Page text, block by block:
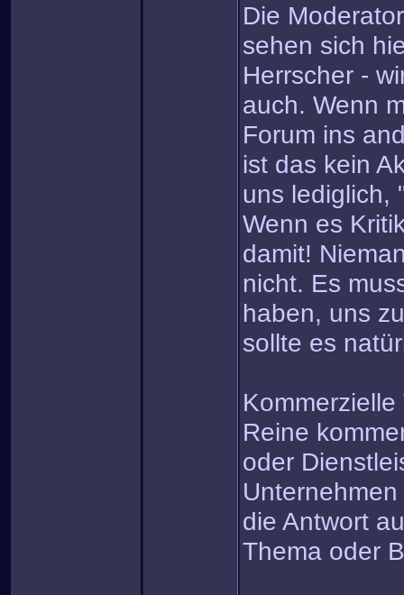
Die
sehen sich
Herrscher -
auch. Wenn
Forum ins
ist das kein
uns lediglich,
Wenn es
damit!
nicht. Es
haben, uns
sollte es
Reine
oder
die Antwort
Thema oder